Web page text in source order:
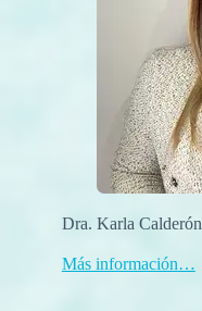
Dra. Karla Calderón
Más información…